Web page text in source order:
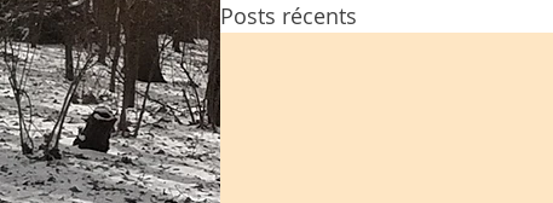
Posts récents